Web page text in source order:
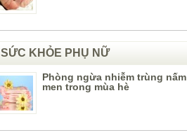
SỨC KHỎE PHỤ NỮ
Phòng ngừa nhiễm trùng nấm
men trong mùa hè